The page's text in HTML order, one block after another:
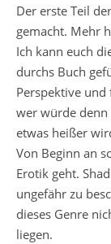
Der erste Teil
gemacht. Mehr
Ich kann euch
durchs Buch
Perspektive
wer würde denn
etwas heißer
Von Beginn an
Erotik geht.
ungefähr zu
dieses Genre
liegen.